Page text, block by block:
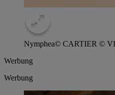
Nymphea© CARTIER ©
Werbung
Werbung